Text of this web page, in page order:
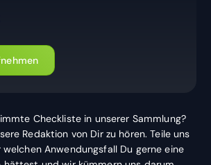
Checkliste in unserer Sammlung?
Redaktion von Dir zu hören. Teile uns
Anwendungsfall Du gerne eine